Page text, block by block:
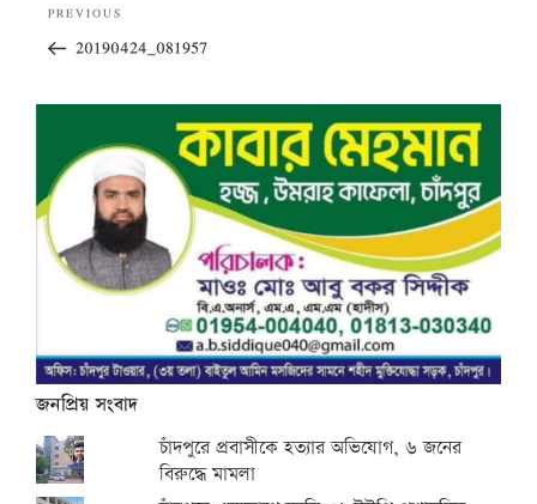
navigation
Previous
Post
PREVIOUS
20190424_081957
জনপ্রিয় সংবাদ
চাঁদপুরে প্রবাসীকে হত্যার অভিযোগ, ৬ জনের
বিরুদ্ধে মামলা